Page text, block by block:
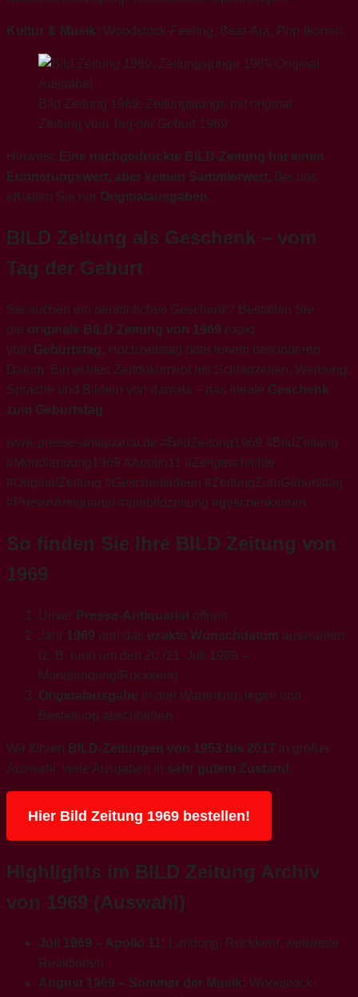
Kultur & Musik: Woodstock-Feeling, Beat-Ära, Pop-Ikonen.
Bild Zeitung 1969: Zeitungsjunge mit original
Zeitung vom Tag der Geburt 1969
Hinweis: Eine nachgedruckte BILD-Zeitung hat einen
Erinnerungswert, aber keinen Sammlerwert. Bei uns
erhalten Sie nur Originalausgaben.
BILD Zeitung als Geschenk – vom
Tag der Geburt
Sie suchen ein persönliches Geschenk? Bestellen Sie
die originale BILD Zeitung von 1969 exakt
vom Geburtstag , Hochzeitstag oder einem besonderen
Datum. Ein echtes Zeitdokument mit Schlagzeilen, Werbung,
Sprache und Bildern von damals – das ideale Geschenk
zum Geburtstag .
www.presse-antiquariat.de #BildZeitung1969 #BildZeitung
#Mondlandung1969 #Apollo11 #Zeitgeschichte
#OriginalZeitung #Geschenkideen #ZeitungZumGeburtstag
#PresseAntiquariat #altebildzeitung #geschenkideen
So finden Sie Ihre BILD Zeitung von
1969
Unser Presse-Antiquariat öffnen.
Jahr 1969 und das exakte Wunschdatum auswählen
(z. B. rund um den 20./21. Juli 1969 –
Mondlandung/Rückkehr).
Originalausgabe in den Warenkorb legen und
Bestellung abschließen.
Wir führen BILD-Zeitungen von 1953 bis 2017 in großer
Auswahl, viele Ausgaben in sehr gutem Zustand .
Hier Bild Zeitung 1969 bestellen!
Highlights im BILD Zeitung Archiv
von 1969 (Auswahl)
Juli 1969 – Apollo 11: Landung, Rückkehr, weltweite
Reaktionen.
August 1969 – Sommer der Musik: Woodstock-